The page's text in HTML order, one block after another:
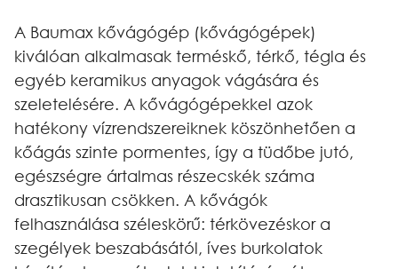
A Baumax kővágógép (kővágógépek)
kiválóan alkalmasak terméskő, térkő, tégla és
egyéb keramikus anyagok vágására és
szeletelésére. A kővágógépekkel azok
hatékony vízrendszereiknek köszönhetően a
kőágás szinte pormentes, így a tüdőbe jutó,
egészségre ártalmas részecskék száma
drasztikusan csökken. A kővágók
felhasználása széleskörű: térkövezéskor a
szegélyek beszabásától, íves burkolatok